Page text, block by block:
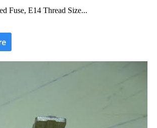
Fuse, E14 Thread Size...